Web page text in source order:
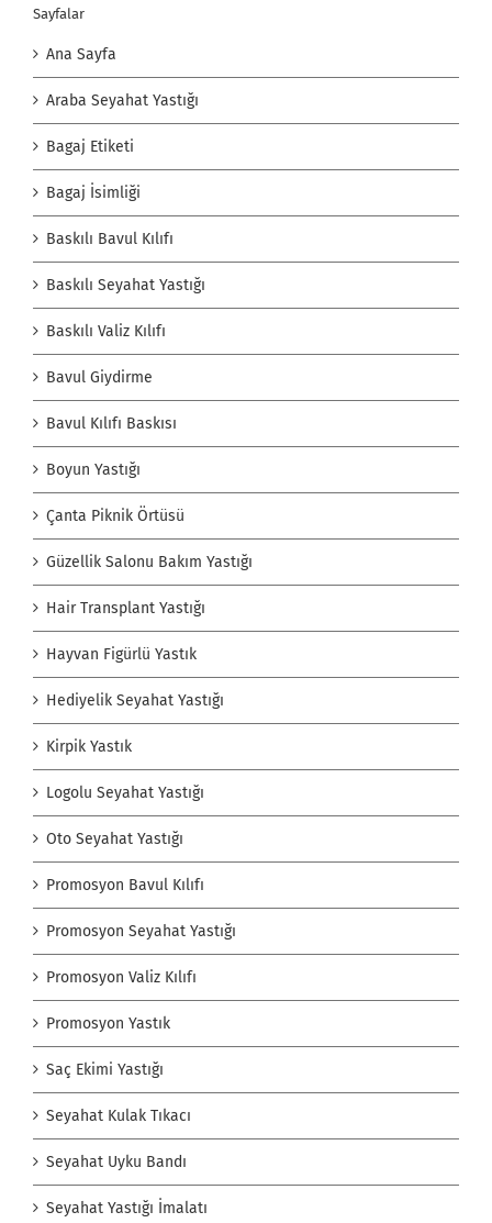
Sayfalar
Ana Sayfa
Araba Seyahat Yastığı
Bagaj Etiketi
Bagaj İsimliği
Baskılı Bavul Kılıfı
Baskılı Seyahat Yastığı
Baskılı Valiz Kılıfı
Bavul Giydirme
Bavul Kılıfı Baskısı
Boyun Yastığı
Çanta Piknik Örtüsü
Güzellik Salonu Bakım Yastığı
Hair Transplant Yastığı
Hayvan Figürlü Yastık
Hediyelik Seyahat Yastığı
Kirpik Yastık
Logolu Seyahat Yastığı
Oto Seyahat Yastığı
Promosyon Bavul Kılıfı
Promosyon Seyahat Yastığı
Promosyon Valiz Kılıfı
Promosyon Yastık
Saç Ekimi Yastığı
Seyahat Kulak Tıkacı
Seyahat Uyku Bandı
Seyahat Yastığı İmalatı